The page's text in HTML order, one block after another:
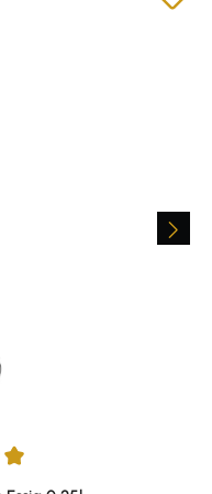
von 5 Sternen